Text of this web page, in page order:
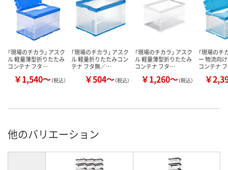
「現場のチカラ」 アスク
ル 軽量薄型折りたたみ
コンテナ フタ…
￥1,540～（税込）
「現場のチカラ」 アスク
ル 軽量折りたたみコン
テナ フタ無／…
￥504～（税込）
「現場のチカラ」 アスク
ル 軽量薄型折りたたみ
コンテナ フタ…
￥1,260～（税込）
「現場のチ
ー 物流向
コンテナ
￥
他のバリエーション